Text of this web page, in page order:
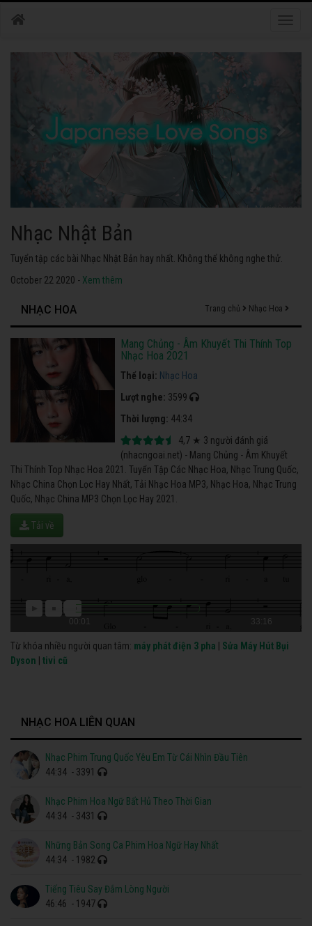
Nhạc Nhật Bản
Tuyển tập các bài Nhạc Nhật Bản hay nhất. Không thể không nghe thử.
October 22 2020 - Xem thêm
NHẠC HOA Trang chủ Nhạc Hoa
Mang Chủng - Âm Khuyết Thi Thính Top
Nhạc Hoa 2021
Thể loại: Nhạc Hoa
Lượt nghe: 3599
Thời lượng: 44:34
4,7 ★ 3 người đánh giá
(nhacngoai.net) - Mang Chủng - Âm Khuyết
Thi Thính Top Nhạc Hoa 2021. Tuyển Tập Các Nhạc Hoa, Nhạc Trung Quốc,
Nhạc China Chọn Lọc Hay Nhất, Tải Nhạc Hoa MP3, Nhạc Hoa, Nhạc Trung
Quốc, Nhạc China MP3 Chọn Lọc Hay 2021.
Tải về
00:01 33:16
Từ khóa nhiều người quan tâm: máy phát điện 3 pha
Sửa Máy Hút Bụi
Dyson
tivi cũ
NHẠC HOA LIÊN QUAN
Nhạc Phim Trung Quốc Yêu Em Từ Cái Nhìn Đầu Tiên
44:34 - 3391
Nhạc Phim Hoa Ngữ Bất Hủ Theo Thời Gian
44:34 - 3431
Những Bản Song Ca Phim Hoa Ngữ Hay Nhất
44:34 - 1982
Tiếng Tiêu Say Đắm Lòng Người
46:46 - 1947